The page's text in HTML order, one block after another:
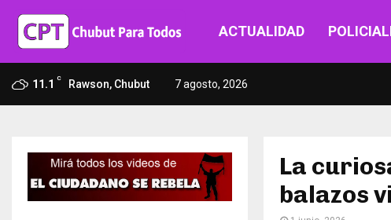
ACTUALIDAD
11.1 C Rawson, Chubut 7 agosto, 2026
La
balazos